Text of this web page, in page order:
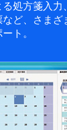
処方箋入力
ど、さまざ
ト。